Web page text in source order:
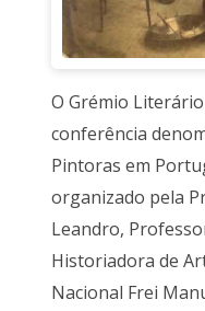
O Grémio
conferência
Pintoras em
organizado pela
Leandro,
Historiadora de
Nacional Frei